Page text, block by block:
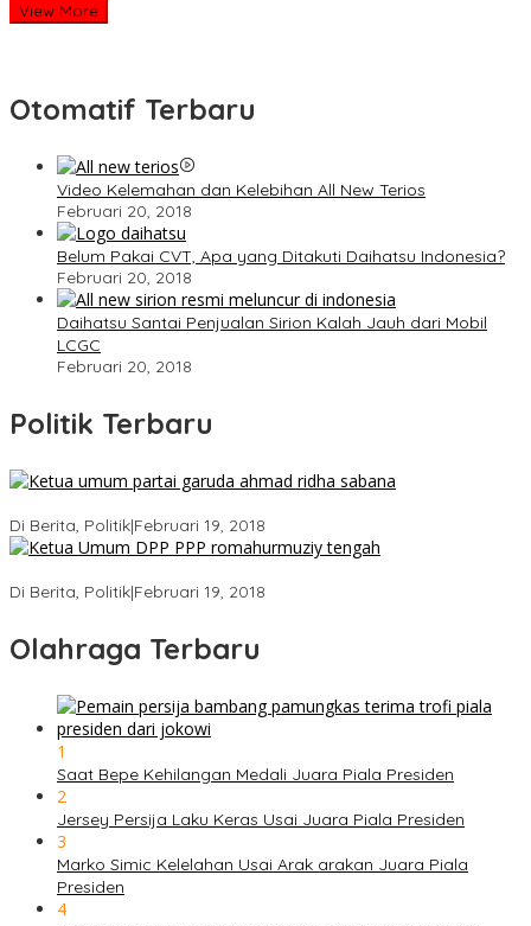
View More
Otomatif Terbaru
Video Kelemahan dan Kelebihan All New Terios
Februari 20, 2018
Belum Pakai CVT, Apa yang Ditakuti Daihatsu Indonesia?
Februari 20, 2018
Daihatsu Santai Penjualan Sirion Kalah Jauh dari Mobil
LCGC
Februari 20, 2018
Politik Terbaru
Di Berita, Politik|Februari 19, 2018
Di Berita, Politik|Februari 19, 2018
Olahraga Terbaru
1
Saat Bepe Kehilangan Medali Juara Piala Presiden
2
Jersey Persija Laku Keras Usai Juara Piala Presiden
3
Marko Simic Kelelahan Usai Arak arakan Juara Piala
Presiden
4